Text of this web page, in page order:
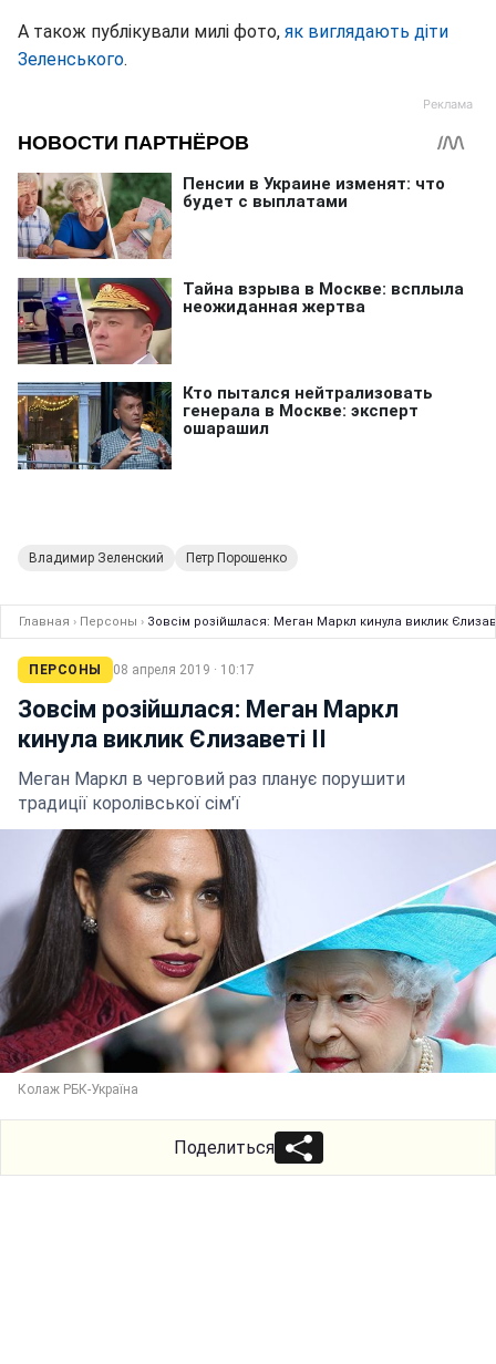
А також публікували милі фото, як виглядають діти
Зеленського.
Владимир Зеленский Петр Порошенко
Главная › Персоны › Зовсім розійшлася: Меган Маркл кинула виклик
ПЕРСОНЫ 08 апреля 2019 · 10:17
Зовсім розійшлася: Меган Маркл
кинула виклик Єлизаветі II
Меган Маркл в черговий раз планує порушити
традиції королівської сім'ї
Колаж РБК-Україна
Поделиться